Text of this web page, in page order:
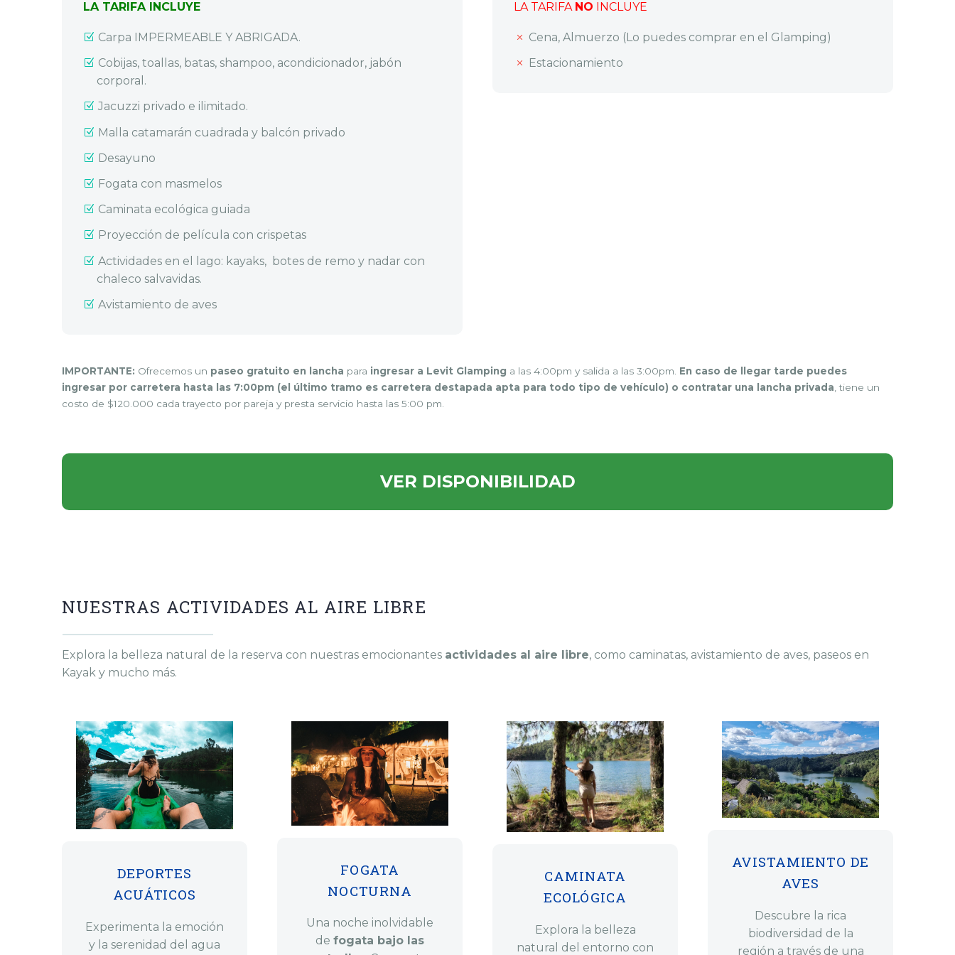
LA TARIFA INCLUYE
Carpa IMPERMEABLE Y ABRIGADA.
Cobijas, toallas, batas, shampoo, acondicionador, jabón
corporal.
Jacuzzi privado e ilimitado.
Malla catamarán cuadrada y balcón privado
Desayuno
Fogata con masmelos
Caminata ecológica guiada
Proyección de película con crispetas
Actividades en el lago: kayaks, botes de remo y nadar con
chaleco salvavidas.
Avistamiento de aves
LA TARIFA NO INCLUYE
Cena, Almuerzo (Lo puedes comprar en el Glamping)
Estacionamiento
IMPORTANTE: Ofrecemos un paseo gratuito en lancha para ingresar a Levit Glamping a las 4:00pm y salida a las 3:00pm. En caso de llegar tarde puedes
ingresar por carretera hasta las 7:00pm (el último tramo es carretera destapada apta para todo tipo de vehículo) o contratar una lancha privada , tiene un
costo de $120.000 cada trayecto por pareja y presta servicio hasta las 5:00 pm.
VER DISPONIBILIDAD
NUESTRAS ACTIVIDADES AL AIRE LIBRE
Explora la belleza natural de la reserva con nuestras emocionantes actividades al aire libre, como caminatas, avistamiento de aves, paseos en
Kayak y mucho más.
DEPORTES
ACUÁTICOS
Experimenta la emoción
y la serenidad del agua
FOGATA
NOCTURNA
Una noche inolvidable
de fogata bajo las
CAMINATA
ECOLÓGICA
Explora la belleza
natural del entorno con
AVISTAMIENTO DE
AVES
Descubre la rica
biodiversidad de la
región a través de una